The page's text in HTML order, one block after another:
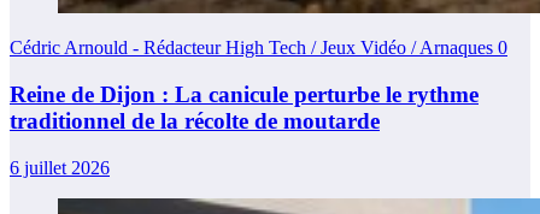
Cédric Arnould - Rédacteur High Tech / Jeux Vidéo / Arnaques 0
Reine de Dijon : La canicule perturbe le rythme
traditionnel de la récolte de moutarde
6 juillet 2026